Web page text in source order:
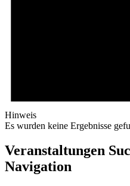
Hinweis
Es wurden keine Ergebnisse
Veranstaltungen
Navigation